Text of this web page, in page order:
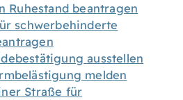
Ruhestand beantragen
schwerbehinderte
ausstellen
melden
Straße für